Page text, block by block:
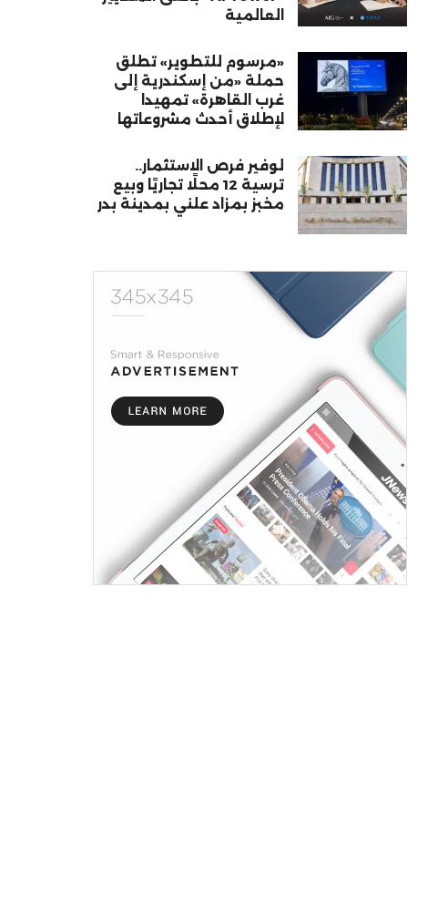
العالمية
«مرسوم للتطوير» تطلق
حملة «من إسكندرية إلى
غرب القاهرة» تمهيدا
لإطلاق أحدث مشروعاتها
لوفير فرص الاستثمار..
ترسية 12 محلًا تجاريًا وبيع
مخبز بمزاد علني بمدينة بدر